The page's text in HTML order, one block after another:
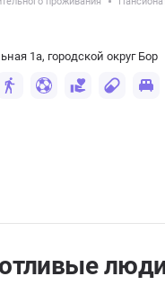
1а, городской округ Бор